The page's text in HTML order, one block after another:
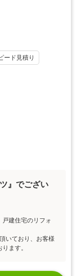
ード見積り
』でござい
建住宅のリフォ
いており、お客様
ます。